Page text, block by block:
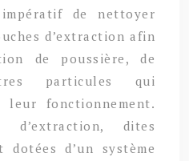
de nettoyer
d’extraction afin
de poussière, de
particules qui
leur fonctionnement.
d’extraction, dites
dotées d’un système